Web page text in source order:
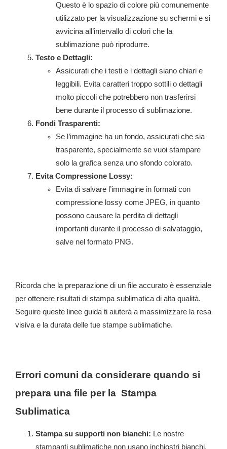
Questo è lo spazio di colore più comunemente
utilizzato per la visualizzazione su schermi e si
avvicina all’intervallo di colori che la
sublimazione può riprodurre.
Testo e Dettagli:
Assicurati che i testi e i dettagli siano chiari e
leggibili. Evita caratteri troppo sottili o dettagli
molto piccoli che potrebbero non trasferirsi
bene durante il processo di sublimazione.
Fondi Trasparenti:
Se l’immagine ha un fondo, assicurati che sia
trasparente, specialmente se vuoi stampare
solo la grafica senza uno sfondo colorato.
Evita Compressione Lossy:
Evita di salvare l’immagine in formati con
compressione lossy come JPEG, in quanto
possono causare la perdita di dettagli
importanti durante il processo di salvataggio,
salve nel formato PNG.
Ricorda che la preparazione di un file accurato è essenziale
per ottenere risultati di stampa sublimatica di alta qualità.
Seguire queste linee guida ti aiuterà a massimizzare la resa
visiva e la durata delle tue stampe sublimatiche.
Errori comuni da considerare quando si
prepara una file per la Stampa
Sublimatica
Stampa su supporti non bianchi: Le nostre
stampanti sublimatiche non usano inchiostri bianchi,